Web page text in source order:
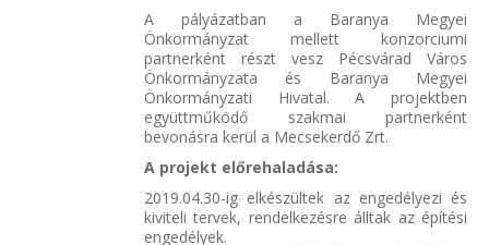
A pályázatban a Baranya Megyei
Önkormányzat mellett konzorciumi
partnerként részt vesz Pécsvárad Város
Önkormányzata és Baranya Megyei
Önkormányzati Hivatal. A projektben
együttműködő szakmai partnerként
bevonásra kerül a Mecsekerdő Zrt.
A projekt előrehaladása:
2019.04.30-ig elkészültek az engedélyezi és
kiviteli tervek, rendelkezésre álltak az építési
engedélyek.